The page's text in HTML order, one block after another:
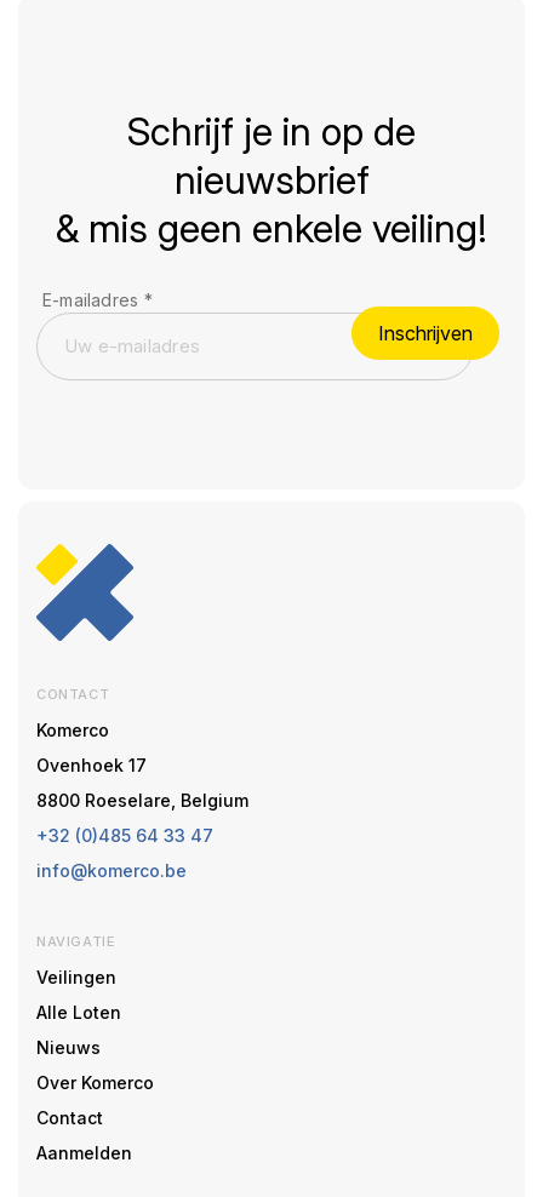
Schrijf je in op de
nieuwsbrief
& mis geen enkele veiling!
E-mailadres *
Inschrijven
CONTACT
Komerco
Ovenhoek 17
8800 Roeselare, Belgium
+32 (0)485 64 33 47
info@komerco.be
NAVIGATIE
Veilingen
Alle Loten
Nieuws
Over Komerco
Contact
Aanmelden